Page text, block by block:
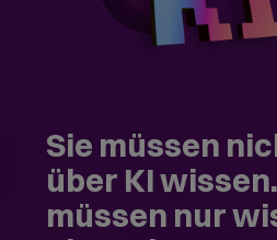
Sie müssen
über KI
müssen nur